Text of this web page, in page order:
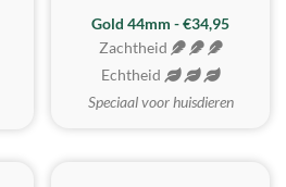
Gold 44mm - €34,95
Zachtheid
Echtheid
Speciaal voor huisdieren